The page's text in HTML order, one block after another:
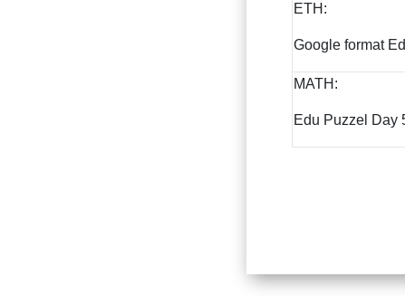
ETH:
Google format
MATH:
Edu Puzzel Day